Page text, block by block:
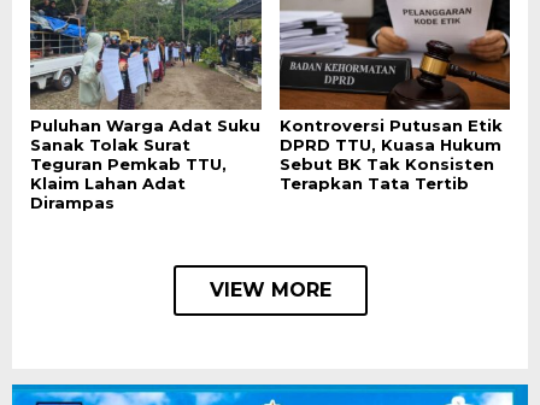
Puluhan Warga Adat Suku
Sanak Tolak Surat
Teguran Pemkab TTU,
Klaim Lahan Adat
Dirampas
Kontroversi Putusan Etik
DPRD TTU, Kuasa Hukum
Sebut BK Tak Konsisten
Terapkan Tata Tertib
VIEW MORE